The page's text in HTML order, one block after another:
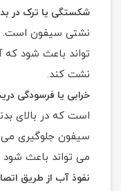
شکستگی یا ترک در
نشتی سیفون است.
تواند باعث شود
نشت کند.
خرابی یا فرسودگی
است که در بالای
سیفون جلوگیری می
می تواند باعث
نفوذ آب از طریق